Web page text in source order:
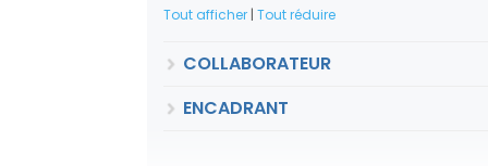
Tout afficher | Tout réduire
COLLABORATEUR
ENCADRANT